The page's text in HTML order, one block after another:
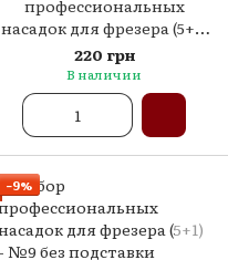
профессиональных
насадок для фрезера (5+1)
- №11 без подставки
220 грн
В наличии
−9%